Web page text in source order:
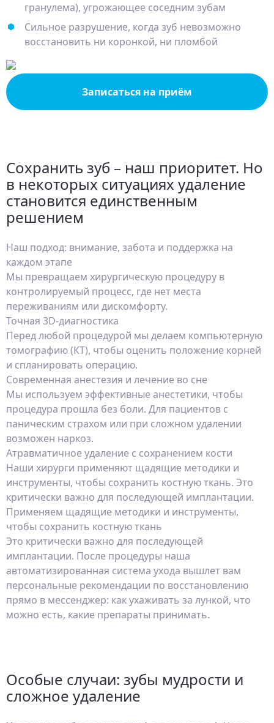
гранулема), угрожающее соседним зубам
Сильное разрушение, когда зуб невозможно
восстановить ни коронкой, ни пломбой
Записаться на приём
Сохранить зуб – наш приоритет. Но
в некоторых ситуациях удаление
становится единственным
решением
Наш подход: внимание, забота и поддержка на
каждом этапе
Мы превращаем хирургическую процедуру в
контролируемый процесс, где нет места
переживаниям или дискомфорту.
Точная 3D-диагностика
Перед любой процедурой мы делаем компьютерную
томографию (КТ), чтобы оценить положение корней
и спланировать операцию.
Современная анестезия и лечение во сне
Мы используем эффективные анестетики, чтобы
процедура прошла без боли. Для пациентов с
паническим страхом или при сложном удалении
возможен наркоз.
Атравматичное удаление с сохранением кости
Наши хирурги применяют щадящие методики и
инструменты, чтобы сохранить костную ткань. Это
критически важно для последующей имплантации.
Применяем щадящие методики и инструменты,
чтобы сохранить костную ткань
Это критически важно для последующей
имплантации. После процедуры наша
автоматизированная система ухода вышлет вам
персональные рекомендации по восстановлению
прямо в мессенджер: как ухаживать за лункой, что
можно есть, какие препараты принимать.
Особые случаи: зубы мудрости и
сложное удаление